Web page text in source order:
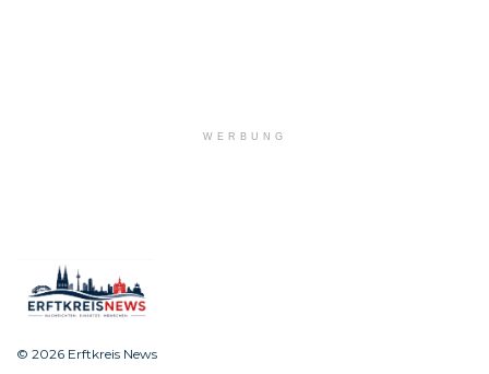
WERBUNG
© 2026 Erftkreis News